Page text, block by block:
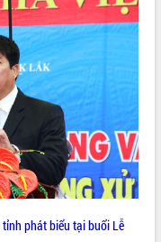
phát biểu tại buổi Lễ